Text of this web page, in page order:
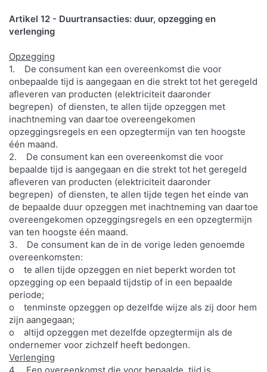
Artikel 12 - Duurtransacties: duur, opzegging en
verlenging
Opzegging
1. De consument kan een overeenkomst die voor
onbepaalde tijd is aangegaan en die strekt tot het geregeld
afleveren van producten (elektriciteit daaronder
begrepen) of diensten, te allen tijde opzeggen met
inachtneming van daartoe overeengekomen
opzeggingsregels en een opzegtermijn van ten hoogste
één maand.
2. De consument kan een overeenkomst die voor
bepaalde tijd is aangegaan en die strekt tot het geregeld
afleveren van producten (elektriciteit daaronder
begrepen) of diensten, te allen tijde tegen het einde van
de bepaalde duur opzeggen met inachtneming van daartoe
overeengekomen opzeggingsregels en een opzegtermijn
van ten hoogste één maand.
3. De consument kan de in de vorige leden genoemde
overeenkomsten:
o te allen tijde opzeggen en niet beperkt worden tot
opzegging op een bepaald tijdstip of in een bepaalde
periode;
o tenminste opzeggen op dezelfde wijze als zij door hem
zijn aangegaan;
o altijd opzeggen met dezelfde opzegtermijn als de
ondernemer voor zichzelf heeft bedongen.
Verlenging
4. Een overeenkomst die voor bepaalde tijd is